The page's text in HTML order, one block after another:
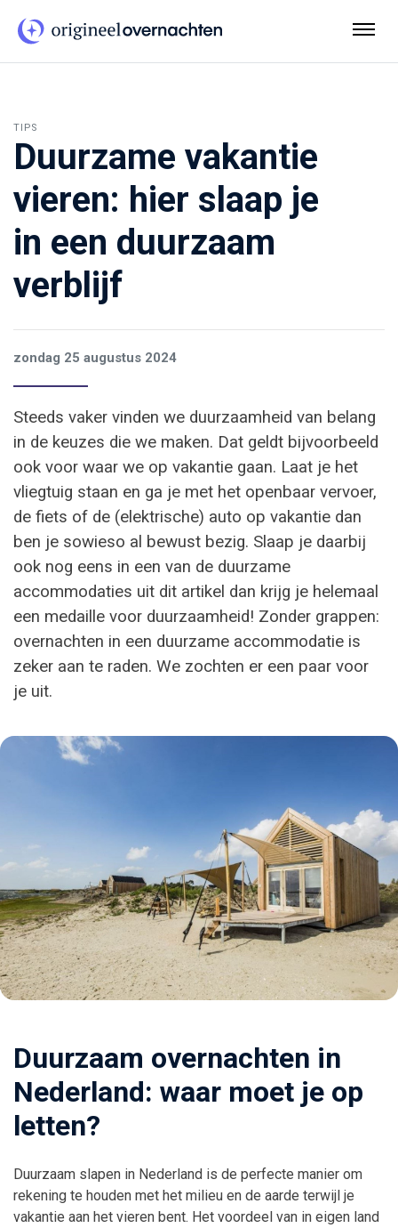
TIPS
Duurzame vakantie
vieren: hier slaap je
in een duurzaam
verblijf
zondag 25 augustus 2024
Steeds vaker vinden we duurzaamheid van belang
in de keuzes die we maken. Dat geldt bijvoorbeeld
ook voor waar we op vakantie gaan. Laat je het
vliegtuig staan en ga je met het openbaar vervoer,
de fiets of de (elektrische) auto op vakantie dan
ben je sowieso al bewust bezig. Slaap je daarbij
ook nog eens in een van de duurzame
accommodaties uit dit artikel dan krijg je helemaal
een medaille voor duurzaamheid! Zonder grappen:
overnachten in een duurzame accommodatie is
zeker aan te raden. We zochten er een paar voor
je uit.
Duurzaam overnachten in
Nederland: waar moet je op
letten?
Duurzaam slapen in Nederland is de perfecte manier om
rekening te houden met het milieu en de aarde terwijl je
vakantie aan het vieren bent. Het voordeel van in eigen land